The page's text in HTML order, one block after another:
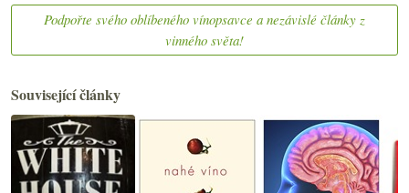
Podpořte svého oblíbeného vínopsavce a nezávislé články z
vinného světa!
Související články